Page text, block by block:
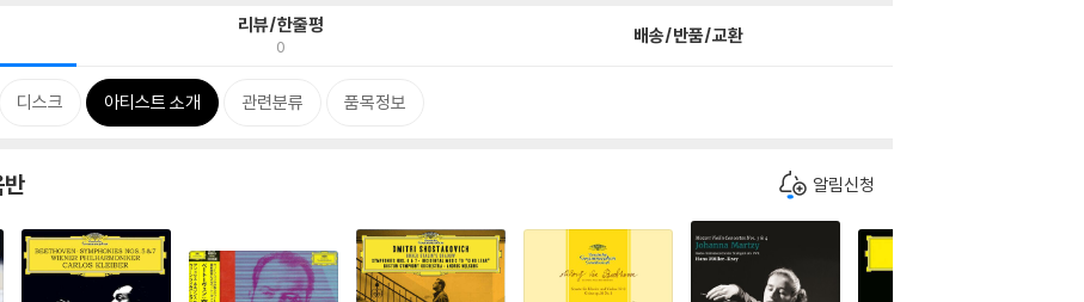
리뷰/한줄평
0 배송/반품/교환
디스크 아티스트 소개 관련분류 품목정보
알림신청